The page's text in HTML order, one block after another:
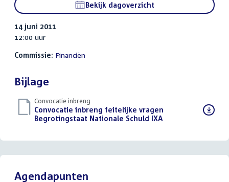
Bekijk dagoverzicht
14 juni 2011
12:00 uur
Commissie: Financiën
Bijlage
Convocatie inbreng
Download
bestand:
Convocatie inbreng feitelijke vragen
Begrotingstaat Nationale Schuld IXA
Agendapunten